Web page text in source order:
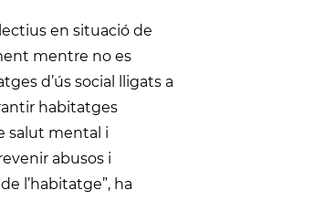
en situació de
mentre no es
d’ús social lligats a
habitatges
salut mental i
abusos i
l’habitatge”, ha